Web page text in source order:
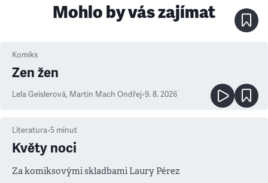
Mohlo by vás zajímat
Komiks
Zen žen
Lela Geislerová, Martin Mach Ondřej•9. 8. 2026
Literatura•5 minut
Květy noci
Za komiksovými skladbami Laury Pérez